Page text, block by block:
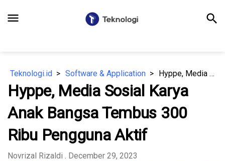
menu search
Teknologi.id Software & Application Hyppe, Media Sosial Karya Anak Bangsa Tembus 300 Ribu Pengguna Aktif
Hyppe, Media Sosial Karya
Anak Bangsa Tembus 300
Ribu Pengguna Aktif
Novrizal Rizaldi . December 29, 2023